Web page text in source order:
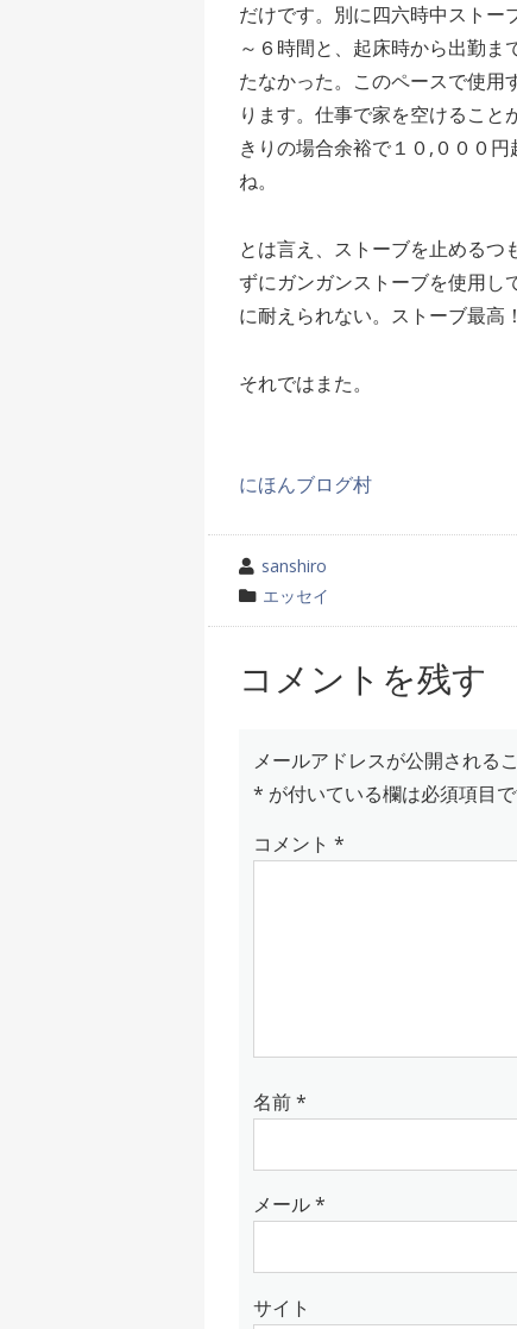
だけです。別に四六時中ストー
～６時間と、起床時から出勤
たなかった。このペースで使用
ります。仕事で家を空けるこ
きりの場合余裕で１０,０００
ね。
とは言え、ストーブを止める
ずにガンガンストーブを使用し
に耐えられない。ストーブ最高！
それではまた。
にほんブログ村
投
稿
者
sanshiro
カ
テ
リ
エッセイ
コメントを残す
メールアドレスが公開される
* が付いている欄は必須項目
コメント *
名前*
メール*
サイト